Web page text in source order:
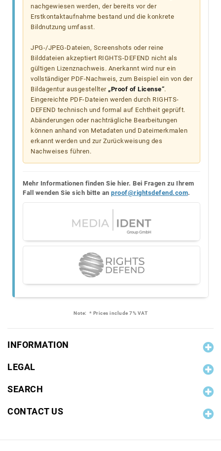
nachgewiesen werden, der bereits vor der
Erstkontaktaufnahme bestand und die konkrete
Bildnutzung umfasst.
JPG-/JPEG-Dateien, Screenshots oder reine
Bilddateien akzeptiert RIGHTS-DEFEND nicht als
gültigen Lizenznachweis. Anerkannt wird nur ein
vollständiger PDF-Nachweis, zum Beispiel ein von der
Bildagentur ausgestellter „Proof of License“.
Eingereichte PDF-Dateien werden durch RIGHTS-
DEFEND technisch und formal auf Echtheit geprüft.
Abänderungen oder nachträgliche Bearbeitungen
können anhand von Metadaten und Dateimerkmalen
erkannt werden und zur Zurückweisung des
Nachweises führen.
Mehr Informationen finden Sie hier. Bei Fragen zu Ihrem
Fall wenden Sie sich bitte an proof@rightsdefend.com.
Note: * Prices include 7% VAT
INFORMATION
LEGAL
SEARCH
CONTACT US